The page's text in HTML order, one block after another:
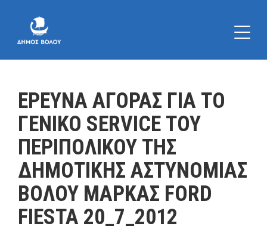
ΕΡΕΥΝΑ ΑΓΟΡΑΣ ΓΙΑ ΤΟ
ΓΕΝΙΚΟ SERVICE ΤΟΥ
ΠΕΡΙΠΟΛΙΚΟΥ ΤΗΣ
ΔΗΜΟΤΙΚΗΣ ΑΣΤΥΝΟΜΙΑΣ
ΒΟΛΟΥ ΜΑΡΚΑΣ FORD
FIESTA 20_7_2012